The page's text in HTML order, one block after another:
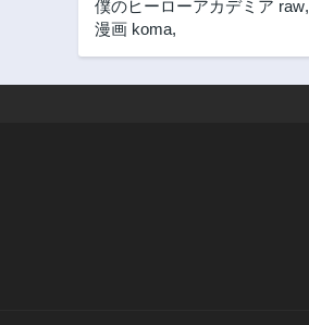
僕のヒーローアカデミア raw,
漫画 koma,